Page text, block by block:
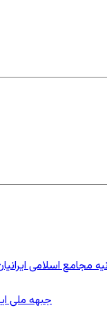
مجامع اسلامی
جبهه ملی